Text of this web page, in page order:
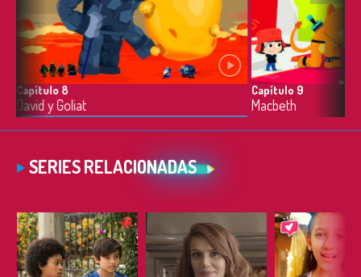
Capítulo 8
David y Goliat
Capítulo 9
Macbeth
SERIES RELACIONADAS